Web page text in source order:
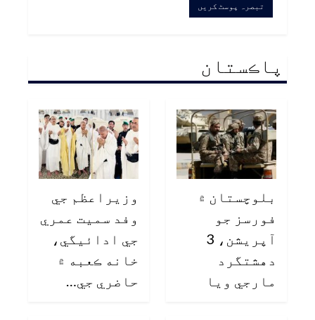
پاڪستان
بلوچستان ۾
فورسز جو
آپريشن، 3
دهشتگرد
مارجي ويا
وزيراعظم جي
وفد سميت عمري
جي ادائيگي،
خانه ڪعبه ۾
حاضري جي…